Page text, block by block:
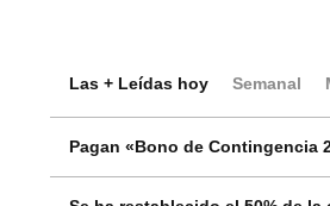
Las + Leídas hoy Semanal
Pagan «Bono de Contingencia